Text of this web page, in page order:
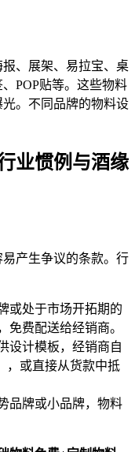
、展架、易拉宝、桌
POP贴等。这些物料
。不同品牌的物料设
业惯例与酒缘
产生争议的条款。行
或处于市场开拓期的
免费配送给经销商。
设计模板，经销商自
，或直接从货款中抵
品牌或小品牌，物料